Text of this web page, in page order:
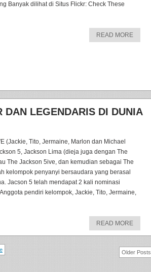
Banyak dilihat di Situs Flickr: Check These
READ MORE
DAN LEGENDARIS DI DUNIA
(Jackie, Tito, Jermaine, Marlon dan Michael
5, Jackson Lima (dieja juga dengan The
The Jackson 5ive, dan kemudian sebagai The
kelompok penyanyi bersaudara yang berasal
Jacson 5 telah mendapat 2 kali nominasi
pendiri kelompok, Jackie, Tito, Jermaine,
READ MORE
Older Posts